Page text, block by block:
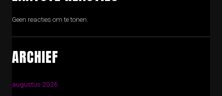
Geen reacties om te tonen.
ARCHIEF
augustus 2026